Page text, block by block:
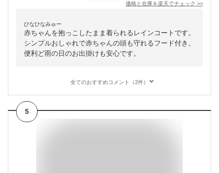
価格と在庫を楽天でチェック >>
ひなひなみゅー
赤ちゃんを抱っこしたまま着られるレインコートです。
シンプルおしゃれで赤ちゃんの頭も守れるフード付き。
便利ど雨の日のお出掛けも安心です。
全てのおすすめコメント（2件）
5